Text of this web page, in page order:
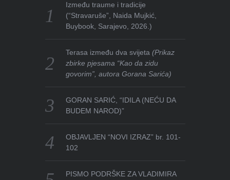
Između traume i tradicije
(“Stravaruše”, Naida Mujkić,
Buybook, Sarajevo, 2026.)
Terasa između dva svijeta(Prikaz
zbirke pjesama “Kao da zidu
govorim”, autora Gorana Sarića)
GORAN SARIĆ, “IDILA (NEĆU DA
BUDEM NAROD)”
OBJAVLJEN “NOVI IZRAZ” br. 101-
102
PISMO PODRŠKE ZA VLADIMIRA